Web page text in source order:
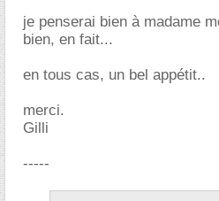
je penserai bien à madame
bien, en fait...
en tous cas, un bel appétit..
merci.
Gilli
-----